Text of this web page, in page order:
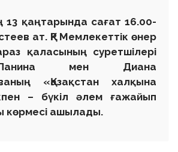
қаңтарында сағат 16.00-
ат. ҚР Мемлекеттік өнер
қаласының суретшілері
мен Диана
«Қазақстан халқына
– бүкіл әлем ғажайып
көрмесі ашылады.